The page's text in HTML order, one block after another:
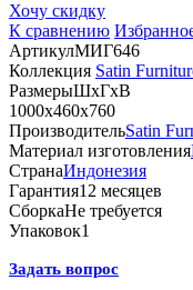
Хочу скидку
К сравнению
АртикулМИГ646
Коллекция Satin
РазмерыШхГхВ
1000х460х760
ПроизводительSatin
Материал изготовления
СтранаИндонезия
Гарантия12 месяцев
СборкаНе требуется
Упаковок1
Задать вопрос